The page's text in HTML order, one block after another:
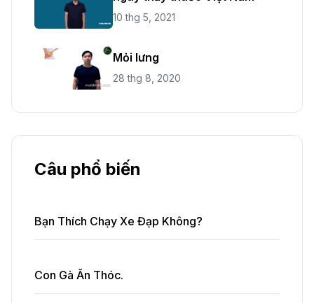
10 thg 5, 2021
Mỏi lưng
28 thg 8, 2020
Câu phổ biến
Bạn Thích Chạy Xe Đạp Không?
Con Gà Ăn Thóc.